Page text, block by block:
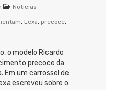
Notícias
, Lexa, precoce,
o modelo Ricardo
precoce da
Em um carrossel de
escreveu sobre o